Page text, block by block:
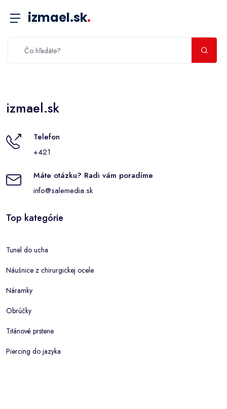
izmael.sk.
izmael.sk
Telefon
+421
Máte otázku? Radi vám poradíme
info@salemedia.sk
Top kategórie
Tunel do ucha
Náušnice z chirurgickej ocele
Náramky
Obrúčky
Titánové prstene
Piercing do jazyka